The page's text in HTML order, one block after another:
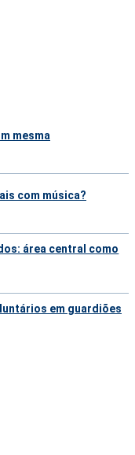
mesma
com música?
área central como
em guardiões